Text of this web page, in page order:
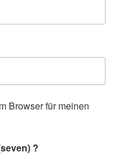
Browser für meinen
?